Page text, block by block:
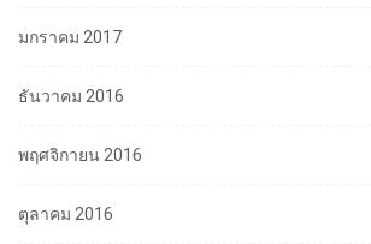
มกราคม 2017
ธันวาคม 2016
พฤศจิกายน 2016
ตุลาคม 2016